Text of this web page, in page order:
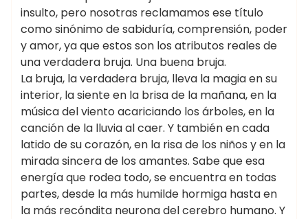
insulto, pero nosotras reclamamos ese título
como sinónimo de sabiduría, comprensión, poder
y amor, ya que estos son los atributos reales de
una verdadera bruja. Una buena bruja.
La bruja, la verdadera bruja, lleva la magia en su
interior, la siente en la brisa de la mañana, en la
música del viento acariciando los árboles, en la
canción de la lluvia al caer. Y también en cada
latido de su corazón, en la risa de los niños y en la
mirada sincera de los amantes. Sabe que esa
energía que rodea todo, se encuentra en todas
partes, desde la más humilde hormiga hasta en
la más recóndita neurona del cerebro humano. Y